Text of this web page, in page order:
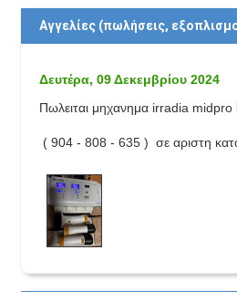
Αγγελίες (πωλήσεις,
Δευτέρα, 09 Δεκεμβρίου 2024
Πωλειται μηχανημα irradia midpro
( 904 - 808 - 635 ) σε αριστη